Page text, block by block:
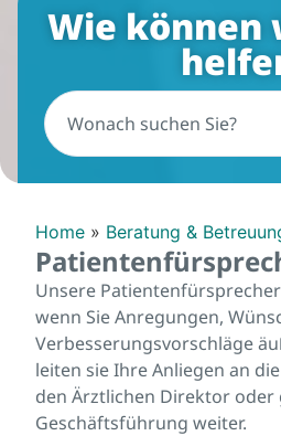
Wie können
Home » Beratung &
Unsere
wenn Sie Anregungen,
Verbesserungsvorschläge
leiten sie Ihre Anliegen an
den Ärztlichen Direktor oder
Geschäftsführung weiter.